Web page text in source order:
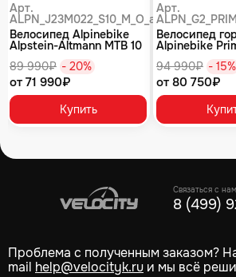
Арт.
ALPN_J23M022_S10_M_O_air
Велосипед Alpinebike
Alpstein-Altmann MTB 10
89 990₽ - 20%
от 71 990₽
Купить
Арт.
Велосипед
Alpinebike
94 990₽ - 15%
от 80 750₽
Связаться с
8 (499)
Проблема с полученным заказом?
mail help@velocityk.ru и мы всё